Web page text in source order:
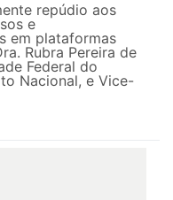
repúdio aos
e
em plataformas
Rubra Pereira de
Federal do
Nacional, e Vice-